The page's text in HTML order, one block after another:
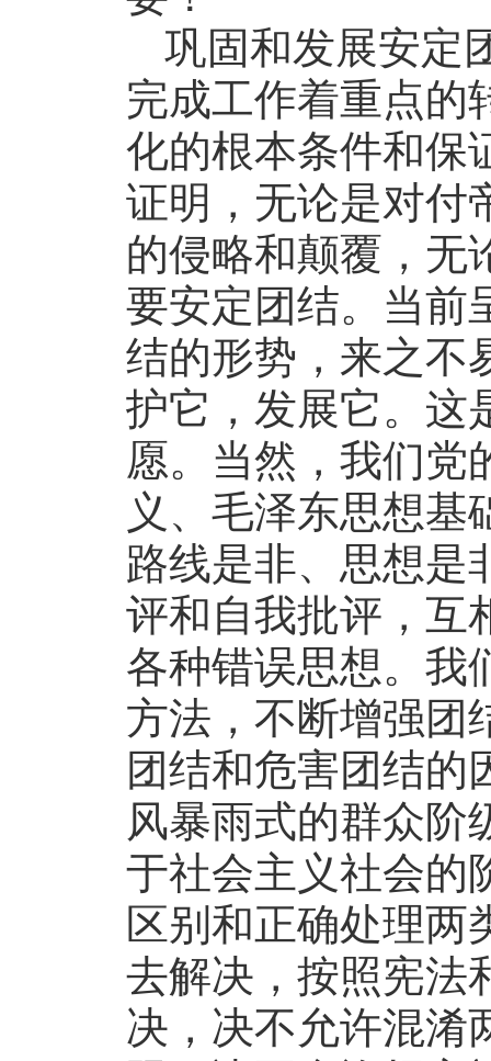
巩固和发展安定
完成工作着重点的
化的根本条件和保
证明，无论是对付
的侵略和颠覆，无
要安定团结。当前
结的形势，来之不
护它，发展它。这
愿。当然，我们党
义、毛泽东思想基
路线是非、思想是
评和自我批评，互
各种错误思想。我
方法，不断增强团
团结和危害团结的
风暴雨式的群众阶
于社会主义社会的
区别和正确处理两
去解决，按照宪法
决，决不允许混淆